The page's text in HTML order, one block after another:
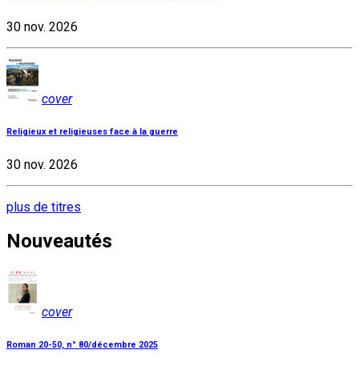
30 nov. 2026
cover
Religieux et religieuses face à la guerre
30 nov. 2026
plus de titres
Nouveautés
cover
Roman 20-50, n° 80/décembre 2025